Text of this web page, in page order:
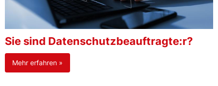
Sie sind Datenschutzbeauftragte:r?
Mehr erfahren »